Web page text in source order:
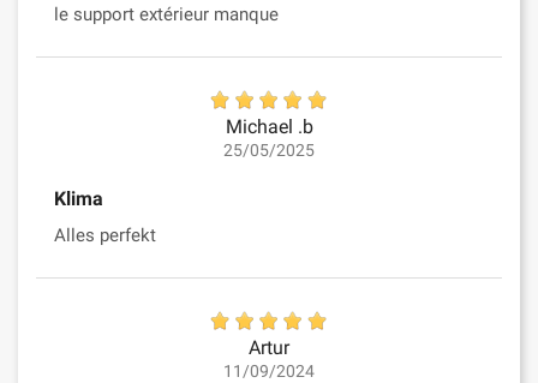
le support extérieur manque
Michael .b
25/05/2025
Klima
Alles perfekt
Artur
11/09/2024